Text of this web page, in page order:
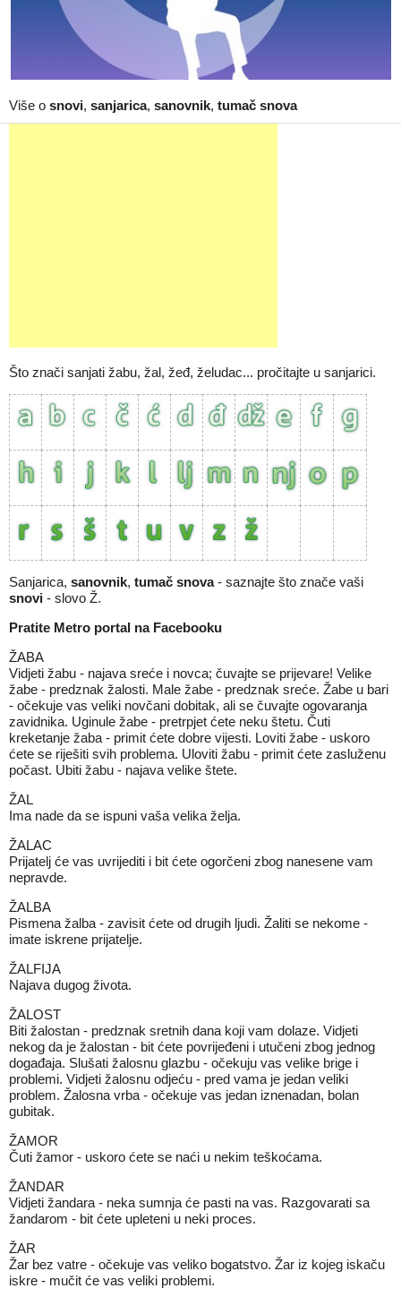
Više o snovi, sanjarica, sanovnik, tumač snova
Što znači sanjati žabu, žal, žeđ, želudac... pročitajte u sanjarici.
Sanjarica, sanovnik, tumač snova- saznajte što znače vaši
snovi - slovo Ž.
Pratite Metro portal na Facebooku
ŽABA
Vidjeti žabu - najava sreće i novca; čuvajte se prijevare! Velike
žabe - predznak žalosti. Male žabe - predznak sreće. Žabe u bari
- očekuje vas veliki novčani dobitak, ali se čuvajte ogovaranja
zavidnika. Uginule žabe - pretrpjet ćete neku štetu. Čuti
kreketanje žaba - primit ćete dobre vijesti. Loviti žabe - uskoro
ćete se riješiti svih problema. Uloviti žabu - primit ćete zasluženu
počast. Ubiti žabu - najava velike štete.
ŽAL
Ima nade da se ispuni vaša velika želja.
ŽALAC
Prijatelj će vas uvrijediti i bit ćete ogorčeni zbog nanesene vam
nepravde.
ŽALBA
Pismena žalba - zavisit ćete od drugih ljudi. Žaliti se nekome -
imate iskrene prijatelje.
ŽALFIJA
Najava dugog života.
ŽALOST
Biti žalostan - predznak sretnih dana koji vam dolaze. Vidjeti
nekog da je žalostan - bit ćete povrijeđeni i utučeni zbog jednog
događaja. Slušati žalosnu glazbu - očekuju vas velike brige i
problemi. Vidjeti žalosnu odjeću - pred vama je jedan veliki
problem. Žalosna vrba - očekuje vas jedan iznenadan, bolan
gubitak.
ŽAMOR
Čuti žamor - uskoro ćete se naći u nekim teškoćama.
ŽANDAR
Vidjeti žandara - neka sumnja će pasti na vas. Razgovarati sa
žandarom - bit ćete upleteni u neki proces.
ŽAR
Žar bez vatre - očekuje vas veliko bogatstvo. Žar iz kojeg iskaču
iskre - mučit će vas veliki problemi.